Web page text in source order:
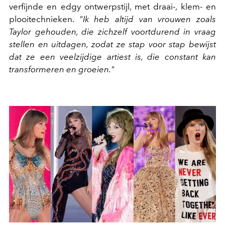
verfijnde en edgy ontwerpstijl, met draai-, klem- en
plooitechnieken.
"Ik heb altijd van vrouwen zoals
Taylor gehouden, die zichzelf voortdurend in vraag
stellen en uitdagen, zodat ze stap voor stap bewijst
dat ze een veelzijdige artiest is, die constant kan
transformeren en groeien."